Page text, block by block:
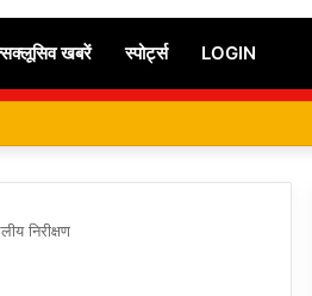
खबरें स्पोर्ट्स LOGIN
निरीक्षण